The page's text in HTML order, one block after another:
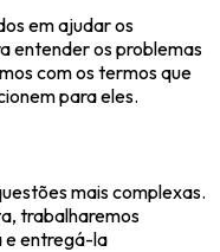
em ajudar os
entender os problemas
com os termos que
para eles.
mais complexas.
trabalharemos
e entregá-la